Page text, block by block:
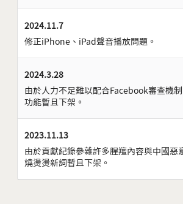
2024.11.7
修正iPhone、iPad聲音播放問題。
2024.3.28
由於人力不足難以配合Facebook審查機
功能暫且下架。
2023.11.13
由於貢獻紀錄參雜許多腥羶內容與中國惡
燒燙燙新詞暫且下架。